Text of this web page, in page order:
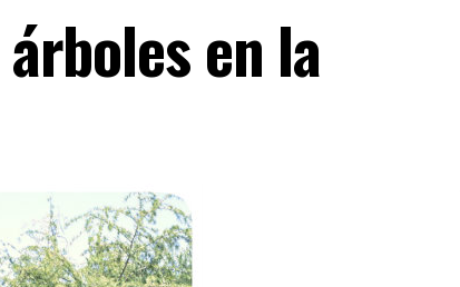
en la